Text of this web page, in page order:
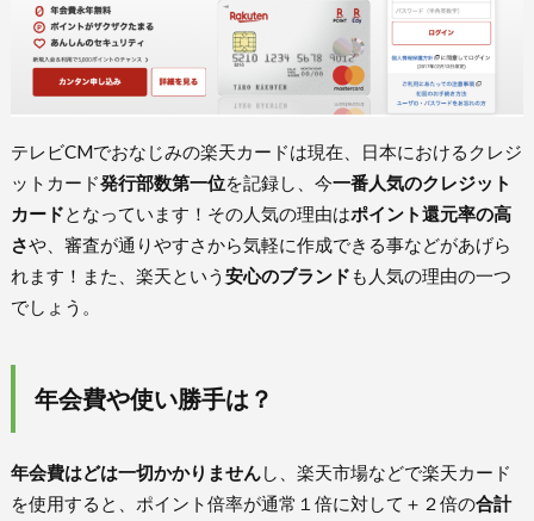
テレビCMでおなじみの楽天カードは現在、日本におけるクレジ
ットカード発行部数第一位を記録し、今一番人気のクレジット
カードとなっています！その人気の理由はポイント還元率の高
さや、審査が通りやすさから気軽に作成できる事などがあげら
れます！また、楽天という 安心のブランド も人気の理由の一つ
でしょう。
年会費や使い勝手は？
年会費はどは一切かかりませんし、楽天市場などで楽天カード
を使用すると、ポイント倍率が通常１倍に対して＋２倍の合計